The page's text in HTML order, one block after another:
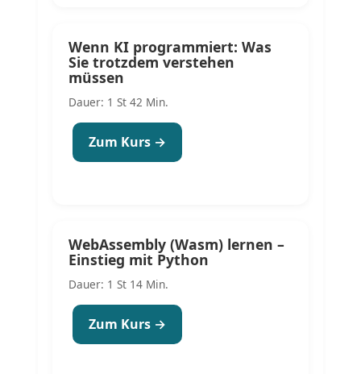
Wenn KI programmiert: Was
Sie trotzdem verstehen
müssen
Dauer: 1 St 42 Min.
Zum Kurs →
WebAssembly (Wasm) lernen –
Einstieg mit Python
Dauer: 1 St 14 Min.
Zum Kurs →